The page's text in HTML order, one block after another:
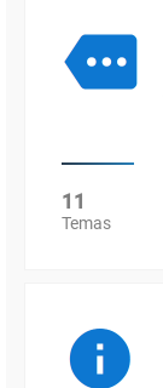
11
Temas